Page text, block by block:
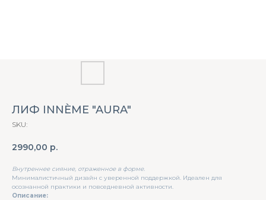
ЛИФ INNÈME "AURA"
SKU:
2990,00 р.
Внутреннее сияние, отраженное в форме.
Минималистичный дизайн с уверенной поддержкой. Идеален для
осознанной практики и повседневной активности.
Описание: